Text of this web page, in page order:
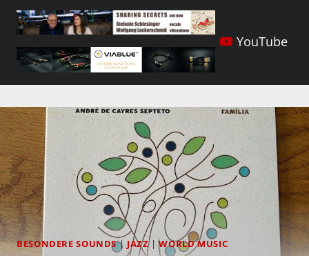
YouTube
BESONDERE SOUNDS| JAZZ|WORLD MUSIC